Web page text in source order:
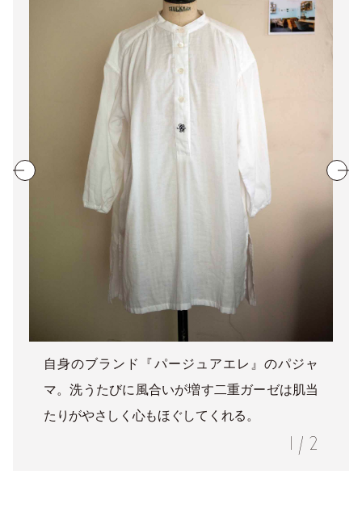
自身のブランド『パージュアエレ』のパジャ
マ。洗うたびに風合いが増す二重ガーゼは肌当
たりがやさしく心もほぐしてくれる。
/ 2